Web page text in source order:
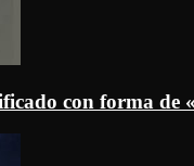
con forma de